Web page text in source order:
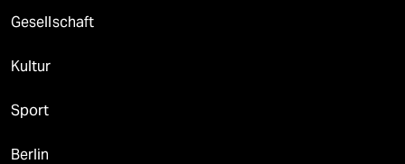
Gesellschaft
Kultur
Sport
Berlin